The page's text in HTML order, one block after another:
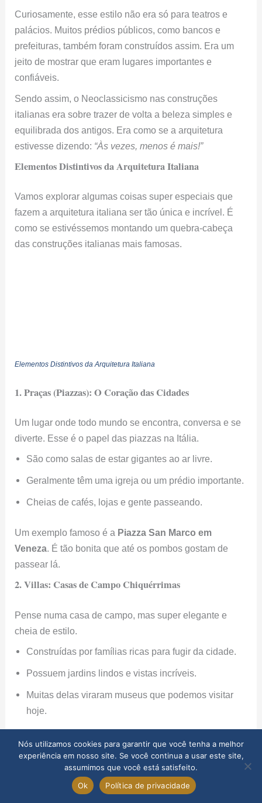
Curiosamente, esse estilo não era só para teatros e
palácios. Muitos prédios públicos, como bancos e
prefeituras, também foram construídos assim. Era um
jeito de mostrar que eram lugares importantes e
confiáveis.
Sendo assim, o Neoclassicismo nas construções
italianas era sobre trazer de volta a beleza simples e
equilibrada dos antigos. Era como se a arquitetura
estivesse dizendo: “Às vezes, menos é mais!”
Elementos Distintivos da Arquitetura Italiana
Vamos explorar algumas coisas super especiais que
fazem a arquitetura italiana ser tão única e incrível. É
como se estivéssemos montando um quebra-cabeça
das construções italianas mais famosas.
Elementos Distintivos da Arquitetura Italiana
1. Praças (Piazzas): O Coração das Cidades
Um lugar onde todo mundo se encontra, conversa e se
diverte. Esse é o papel das piazzas na Itália.
São como salas de estar gigantes ao ar livre.
Geralmente têm uma igreja ou um prédio importante.
Cheias de cafés, lojas e gente passeando.
Um exemplo famoso é a Piazza San Marco em
Veneza. É tão bonita que até os pombos gostam de
passear lá.
2. Villas: Casas de Campo Chiquérrimas
Pense numa casa de campo, mas super elegante e
cheia de estilo.
Construídas por famílias ricas para fugir da cidade.
Possuem jardins lindos e vistas incríveis.
Muitas delas viraram museus que podemos visitar
hoje.
AVilla Rotonda, projetada por Palladio, é uma das
mais famosas. Parece um palácio no meio do campo.
3. Palácios (Palazzi): Casas de Cidade da Nobreza
Nós utilizamos cookies para garantir que você tenha a melhor
experiência em nosso site. Se você continua a usar este site,
assumimos que você está satisfeito.
Ok
Política de privacidade